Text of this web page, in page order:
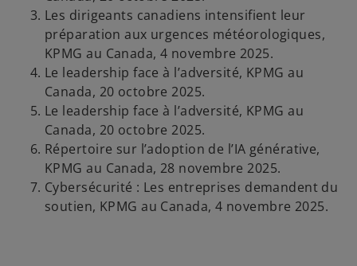
l
e
t
Les dirigeants canadiens intensifient leur
préparation aux urgences météorologiques,
KPMG au Canada, 4 novembre 2025.
Le leadership face à l’adversité, KPMG au
Canada, 20 octobre 2025.
Le leadership face à l’adversité, KPMG au
Canada, 20 octobre 2025.
Répertoire sur l’adoption de l’IA générative,
KPMG au Canada, 28 novembre 2025.
Cybersécurité : Les entreprises demandent du
soutien, KPMG au Canada, 4 novembre 2025.